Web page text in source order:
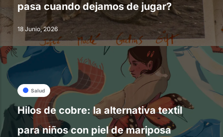
pasa cuando dejamos de jugar?
18 Junio, 2026
Salud
Hilos de cobre: la alternativa textil
para niños con piel de mariposa